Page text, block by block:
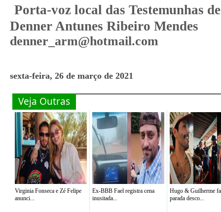
Porta-voz local das Testemunhas
Denner Antunes Ribeiro Mendes
denner_arm@hotmail.com
sexta-feira, 26 de março de 2021
Veja Outras
Virginia Fonseca e Zé Felipe
anunci...
Ex-BBB Fael registra cena
inusitada...
Hugo & Guilherme
parada desco...